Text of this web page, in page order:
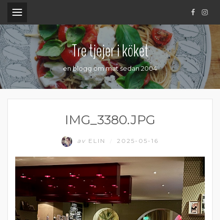
.
Tre tjejer i köket
en blogg om mat sedan 2004
IMG_3380.JPG
av ELIN 2025-05-16